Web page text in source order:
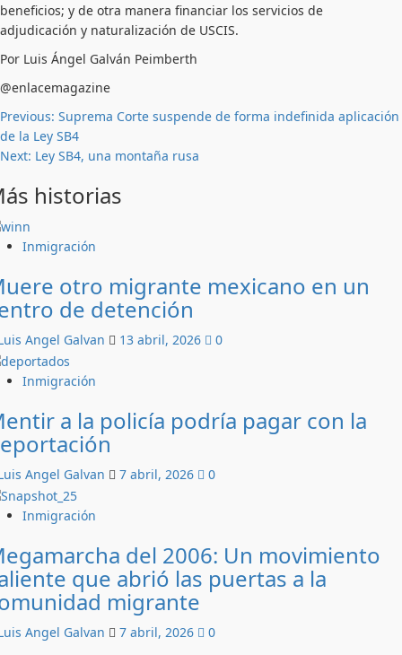
beneficios; y de otra manera financiar los servicios de
adjudicación y naturalización de USCIS.
Por Luis Ángel Galván Peimberth
@enlacemagazine
Post
navigation
Previous: Suprema Corte suspende de forma indefinida aplicación
de la Ley SB4
Next: Ley SB4, una montaña rusa
historias
Inmigración
otro migrante mexicano en un
de detención
Angel Galvan 13 abril, 2026 0
Inmigración
a la policía podría pagar con la
Angel Galvan 7 abril, 2026 0
Inmigración
del 2006: Un movimiento
que abrió las puertas a la
migrante
Angel Galvan 7 abril, 2026 0